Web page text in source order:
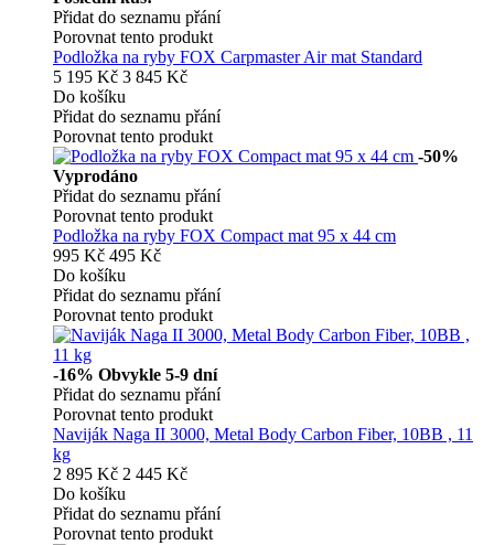
Přidat do seznamu přání
Porovnat tento produkt
Podložka na ryby FOX Carpmaster Air mat Standard
5 195 Kč 3 845 Kč
Do košíku
Přidat do seznamu přání
Porovnat tento produkt
-50%
Vyprodáno
Přidat do seznamu přání
Porovnat tento produkt
Podložka na ryby FOX Compact mat 95 x 44 cm
995 Kč 495 Kč
Do košíku
Přidat do seznamu přání
Porovnat tento produkt
-16% Obvykle 5-9 dní
Přidat do seznamu přání
Porovnat tento produkt
Naviják Naga II 3000, Metal Body Carbon Fiber, 10BB , 11
kg
2 895 Kč 2 445 Kč
Do košíku
Přidat do seznamu přání
Porovnat tento produkt